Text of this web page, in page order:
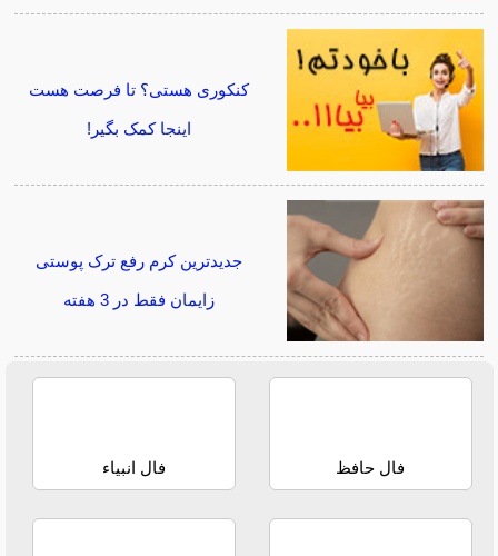
کنکوری هستی؟ تا فرصت هست
اینجا کمک بگیر!
جدیدترین کرم رفع ترک پوستی
زایمان فقط در 3 هفته
فال حافظ فال انبیاء